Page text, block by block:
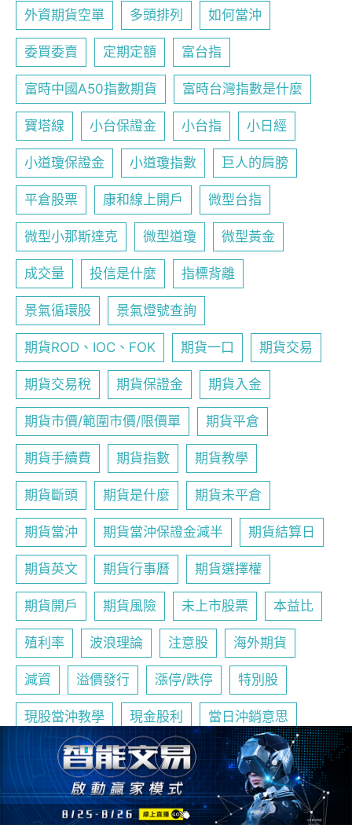
外資期貨空單 多頭排列 如何當沖
委買委賣 定期定額 富台指
富時中國A50指數期貨 富時台灣指數是什麼
寶塔線 小台保證金 小台指 小日經
小道瓊保證金 小道瓊指數 巨人的肩膀
平倉股票 康和線上開戶 微型台指
微型小那斯達克 微型道瓊 微型黃金
成交量 投信是什麼 指標背離
景氣循環股 景氣燈號查詢
期貨ROD、IOC、FOK 期貨一口 期貨交易
期貨交易稅 期貨保證金 期貨入金
期貨市價/範圍市價/限價單 期貨平倉
期貨手續費 期貨指數 期貨教學
期貨斷頭 期貨是什麼 期貨未平倉
期貨當沖 期貨當沖保證金減半 期貨結算日
期貨英文 期貨行事曆 期貨選擇權
期貨開戶 期貨風險 未上市股票 本益比
殖利率 波浪理論 注意股 海外期貨
減資 溢價發行 漲停/跌停 特別股
現股當沖教學 現金股利 當日沖銷意思
當沖手續費 當沖教學 盤下禁空
盤後交易 禁空令 移動平均線 程式交易